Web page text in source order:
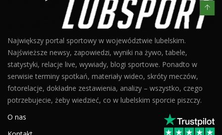
Największy portal sportowy w województwie lubelskim.
Najświeższe newsy, zapowiedzi, wyniki na żywo, tabele,
statystyki, relacje live, wywiady, blogi sportowe. Ponadto w
serwisie terminy spotkań, materiały wideo, skróty meczów,
fotorelacje, dokładne zestawienia, analizy – wszystko, czego
potrzebujecie, żeby wiedzieć, co w lubelskim sporcie piszczy.
O nas